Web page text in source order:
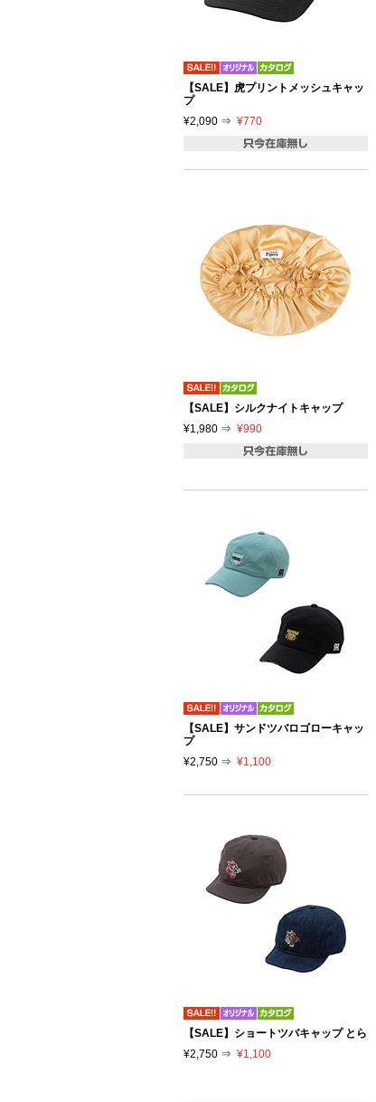
【SALE】虎プリントメッシュキャッ
プ
¥2,090 ⇒ ¥770
【SALE】シルクナイトキャップ
¥1,980 ⇒ ¥990
【SALE】サンドツバロゴローキャッ
プ
¥2,750 ⇒ ¥1,100
【SALE】ショートツバキャップ とら
¥2,750 ⇒ ¥1,100